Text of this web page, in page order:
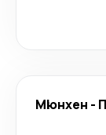
Мюнхен -